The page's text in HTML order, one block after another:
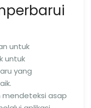
untuk
untuk
yang
mendeteksi asap